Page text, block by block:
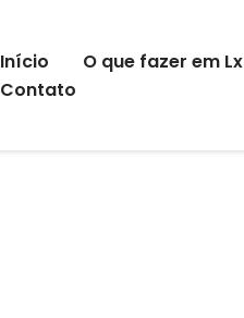
Início O que fazer em Lx
Contato